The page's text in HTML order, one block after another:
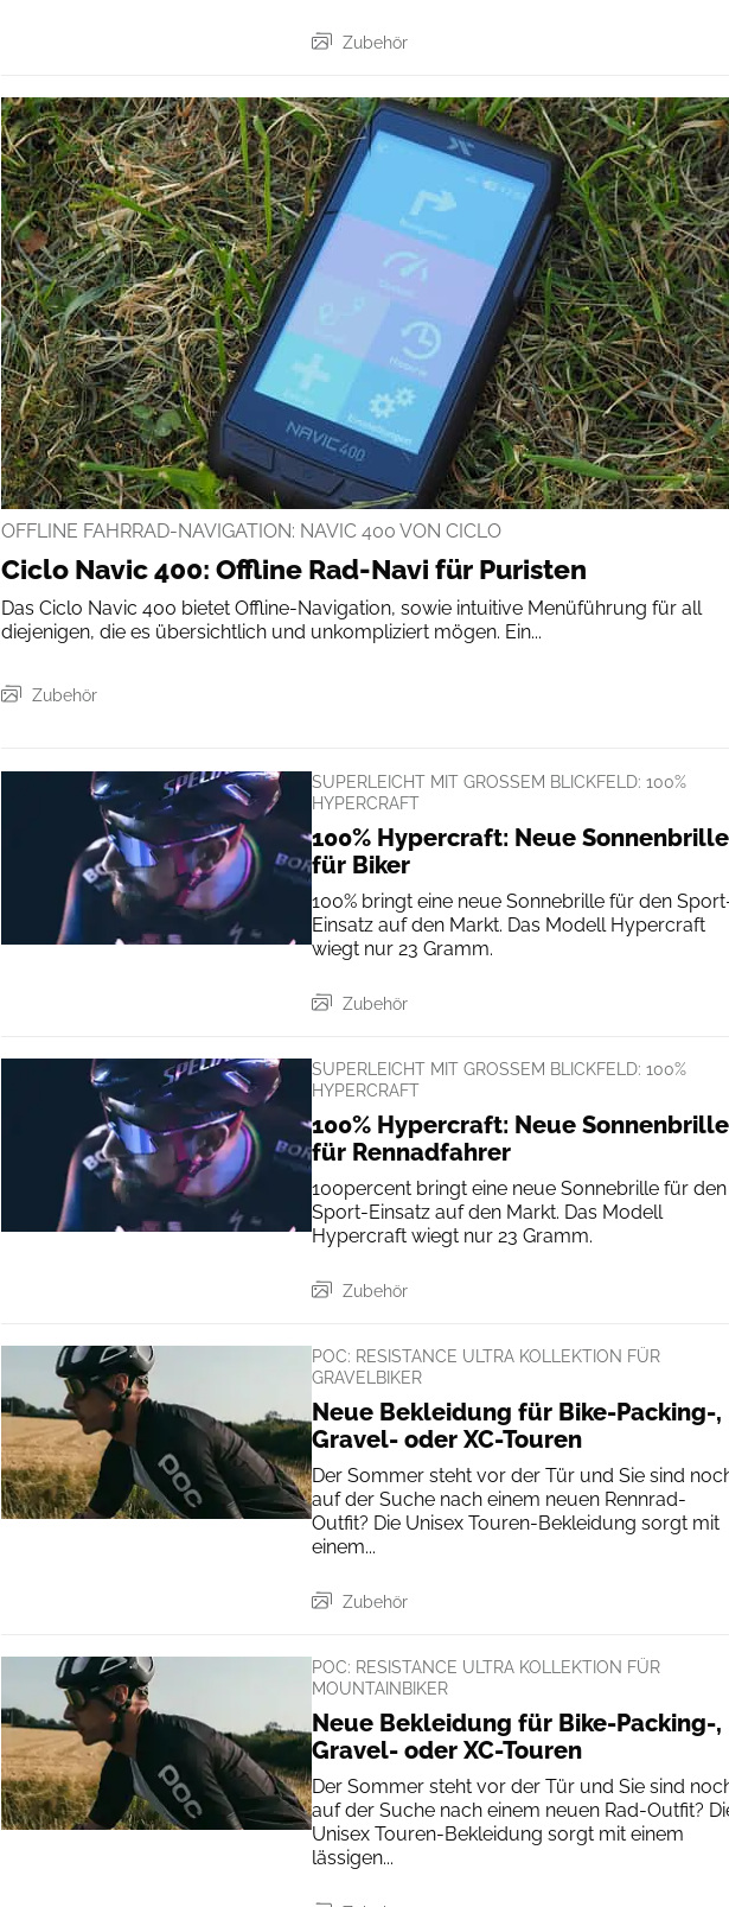
Zubehör
OFFLINE FAHRRAD-NAVIGATION: NAVIC 400 VON CICLO
Ciclo Navic 400: Offline Rad-Navi für Puristen
Das Ciclo Navic 400 bietet Offline-Navigation, sowie intuitive Menüführung für all
diejenigen, die es übersichtlich und unkompliziert mögen. Ein...
Zubehör
SUPERLEICHT MIT GROSSEM BLICKFELD: 100% H
YPERCRAFT
100% Hypercraft: Neue Sonnenbrille
für Biker
100% bringt eine neue Sonnebrille für den
Einsatz auf den Markt. Das Modell Hypercraft
wiegt nur 23 Gramm.
Zubehör
SUPERLEICHT MIT GROSSEM BLICKFELD: 100% H
YPERCRAFT
100% Hypercraft: Neue Sonnenbrille
für Rennadfahrer
100percent bringt eine neue Sonnebrille für den
Sport-Einsatz auf den Markt. Das Modell
Hypercraft wiegt nur 23 Gramm.
Zubehör
POC: RESISTANCE ULTRA KOLLEKTION FÜR
GRAVELBIKER
Neue Bekleidung für Bike-Packing-,
Gravel- oder XC-Touren
Der Sommer steht vor der Tür und Sie sind
auf der Suche nach einem neuen Rennrad-
Outfit? Die Unisex Touren-Bekleidung sorgt mit
einem...
Zubehör
POC: RESISTANCE ULTRA KOLLEKTION FÜR
MOUNTAINBIKER
Neue Bekleidung für Bike-Packing-,
Gravel- oder XC-Touren
Der Sommer steht vor der Tür und Sie sind
auf der Suche nach einem neuen Rad-Outfit?
Unisex Touren-Bekleidung sorgt mit einem
lässigen...